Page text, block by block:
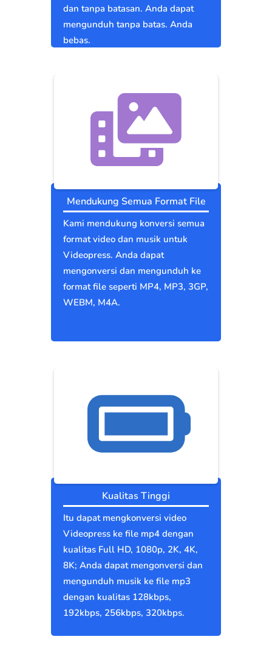
dan tanpa batasan. Anda dapat
mengunduh tanpa batas. Anda
bebas.
Mendukung Semua Format File
Kami mendukung konversi semua
format video dan musik untuk
Videopress. Anda dapat
mengonversi dan mengunduh ke
format file seperti MP4, MP3, 3GP,
WEBM, M4A.
Kualitas Tinggi
Itu dapat mengkonversi video
Videopress ke file mp4 dengan
kualitas Full HD, 1080p, 2K, 4K,
8K; Anda dapat mengonversi dan
mengunduh musik ke file mp3
dengan kualitas 128kbps,
192kbps, 256kbps, 320kbps.